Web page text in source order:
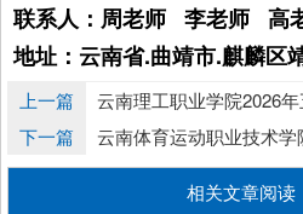
联系人：周老师 李老师 高
地址：云南省.曲靖市.麒麟区
上一篇
云南理工职业学院2026
下一篇
云南体育运动职业技术
相关文章阅读